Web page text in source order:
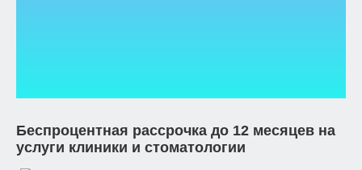
Беспроцентная рассрочка до 12 месяцев на
услуги клиники и стоматологии